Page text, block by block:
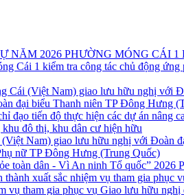
PHƯỜNG MÓNG CÁI 1
đại biểu Thanh niên TP Đông Hưng
đô thị, khu dân cư hiện hữu
nữ TP Đông Hưng (Trung Quốc)
vụ tham gia phục vụ Giao lưu hữu